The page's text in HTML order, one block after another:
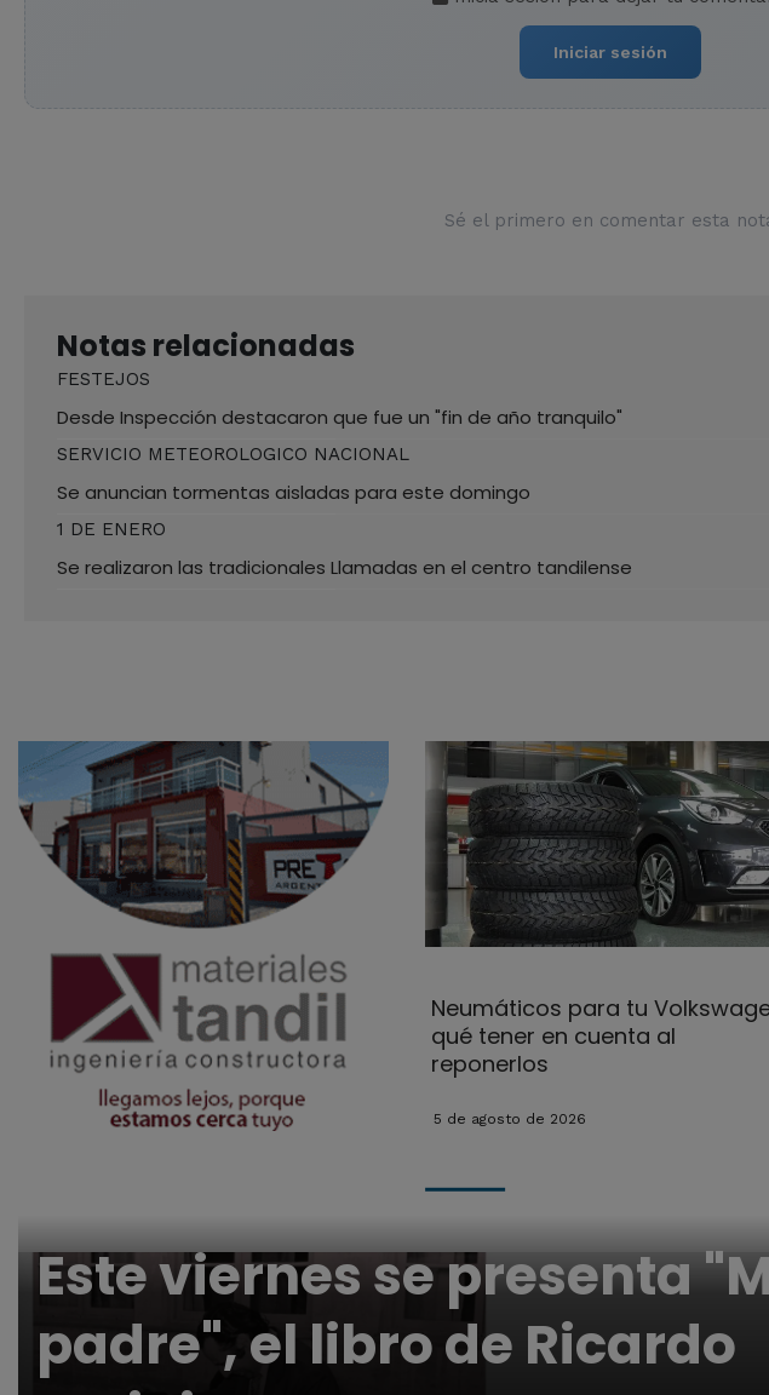
Iniciar sesión
Sé el primero en comentar esta
Notas relacionadas
FESTEJOS
Desde Inspección destacaron que fue un "fin de año tranquilo"
SERVICIO METEOROLOGICO NACIONAL
Se anuncian tormentas aisladas para este domingo
1 DE ENERO
Se realizaron las tradicionales Llamadas en el centro tandilense
Neumáticos para tu
qué tener en cuenta al
reponerlos
5 de agosto de 2026
Este viernes se presenta
padre", el libro de Ricardo